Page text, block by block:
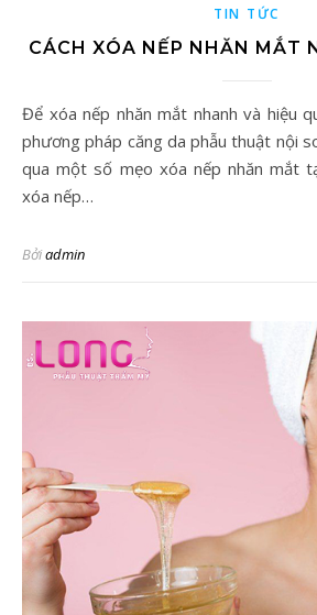
TIN TỨC
CÁCH XÓA NẾP NHĂN MẮT
Để xóa nếp nhăn mắt nhanh và hiệu quả rõ rệt nhất, ngoài
phương pháp căng da phẫu thuật nội
qua một số mẹo xóa nếp nhăn mắt
xóa nếp…
Bởiadmin